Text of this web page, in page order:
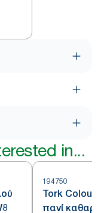
in...
194750
Tork
πανί